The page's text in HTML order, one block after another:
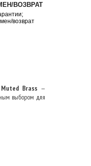
ВОЗВРАТ
возврат
Brass —
выбором для